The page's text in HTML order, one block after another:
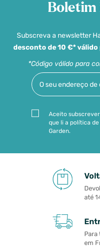
Subscreva a newsletter
desconto de 10 €* válido
*Código válido para
Aceito
que li a política
Garden.
até
Para
em